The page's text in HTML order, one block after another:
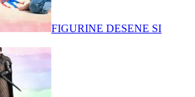
FIGURINE DESENE SI